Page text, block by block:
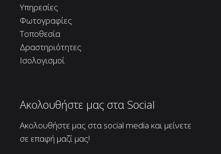
Υπηρεσίες
Φωτογραφίες
Τοποθεσία
Δραστηριότητες
Ισολογισμοί
Ακολουθήστε μας στα Social
Ακολουθήστε μας στα social media και μείνετε
σε επαφή μαζί μας!